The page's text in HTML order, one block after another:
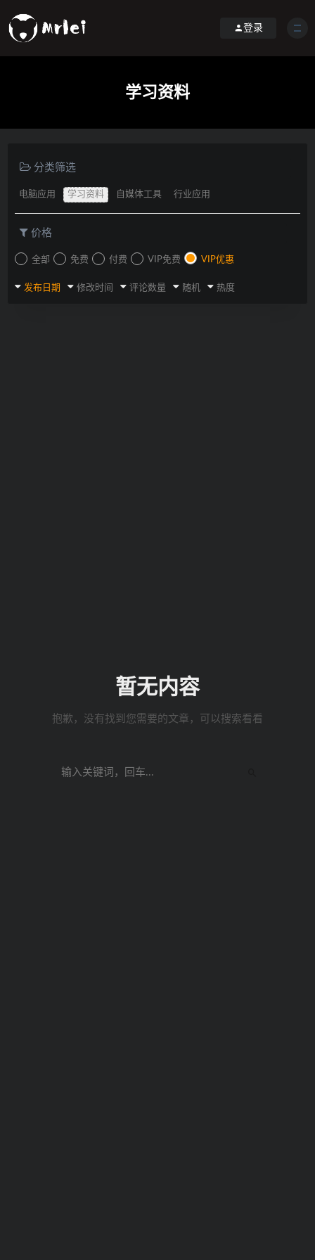
登录
学习资料
分类筛选
电脑应用 学习资料 自媒体工具 行业应用
价格
全部 免费 付费 VIP免费 VIP优惠
发布日期 修改时间 评论数量 随机 热度
暂无内容
抱歉，没有找到您需要的文章，可以搜索看看